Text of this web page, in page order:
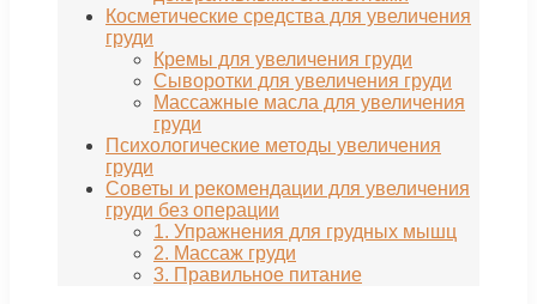
Косметические средства для увеличения
груди
Кремы для увеличения груди
Сыворотки для увеличения груди
Массажные масла для увеличения
груди
Психологические методы увеличения
груди
Советы и рекомендации для увеличения
груди без операции
1. Упражнения для грудных мышц
2. Массаж груди
3. Правильное питание